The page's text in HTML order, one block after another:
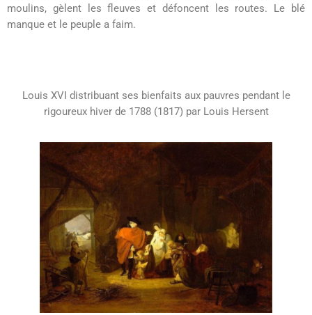
moulins, gèlent les fleuves et défoncent les routes. Le blé
manque et le peuple a faim.
Louis XVI distribuant ses bienfaits aux pauvres pendant le
rigoureux hiver de 1788 (1817) par Louis Hersent